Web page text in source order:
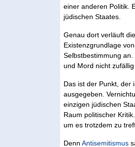
einer anderen Politik.
jüdischen Staates.
Genau dort verläuft
Existenzgrundlage
Selbstbestimmung
und Mord nicht
Das ist der Punkt, der
ausgegeben.
einzigen jüdischen
Raum politischer
um es trotzdem zu
DennAntisemitismus